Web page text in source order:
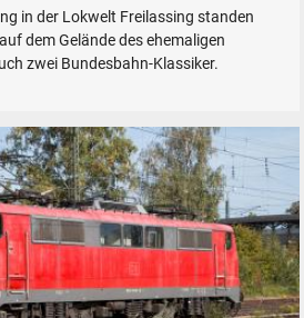
in der Lokwelt Freilassing standen
dem Gelände des ehemaligen
zwei Bundesbahn-Klassiker.